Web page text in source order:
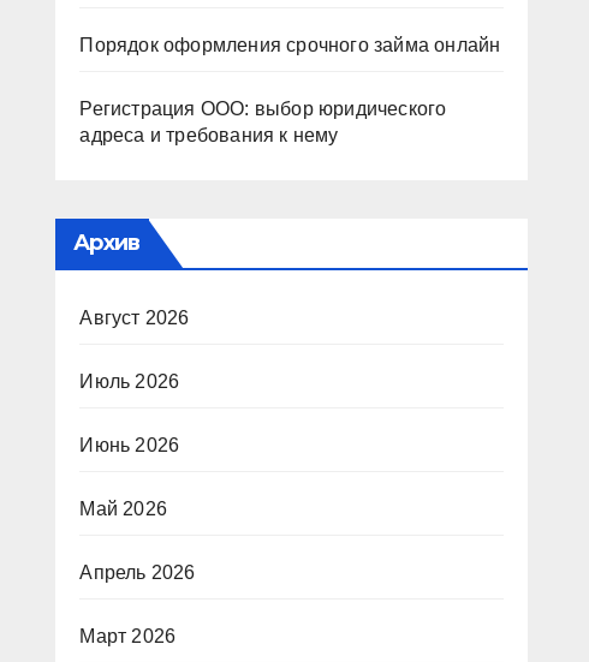
Порядок оформления срочного займа онлайн
Регистрация ООО: выбор юридического
адреса и требования к нему
Архив
Август 2026
Июль 2026
Июнь 2026
Май 2026
Апрель 2026
Март 2026